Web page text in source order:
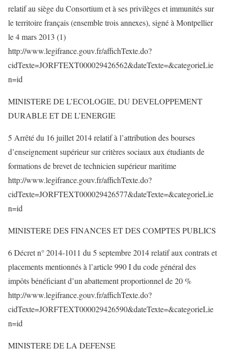
relatif au siège du Consortium et à ses privilèges et immunités sur
le territoire français (ensemble trois annexes), signé à Montpellier
le 4 mars 2013 (1)
http://www.legifrance.gouv.fr/affichTexte.do?
cidTexte=JORFTEXT000029426562&dateTexte=&categorieLie
n=id
MINISTERE DE L’ECOLOGIE, DU DEVELOPPEMENT
DURABLE ET DE L’ENERGIE
5 Arrêté du 16 juillet 2014 relatif à l’attribution des bourses
d’enseignement supérieur sur critères sociaux aux étudiants de
formations de brevet de technicien supérieur maritime
http://www.legifrance.gouv.fr/affichTexte.do?
cidTexte=JORFTEXT000029426577&dateTexte=&categorieLie
n=id
MINISTERE DES FINANCES ET DES COMPTES PUBLICS
6 Décret n° 2014-1011 du 5 septembre 2014 relatif aux contrats et
placements mentionnés à l’article 990 I du code général des
impôts bénéficiant d’un abattement proportionnel de 20 %
http://www.legifrance.gouv.fr/affichTexte.do?
cidTexte=JORFTEXT000029426590&dateTexte=&categorieLie
n=id
MINISTERE DE LA DEFENSE